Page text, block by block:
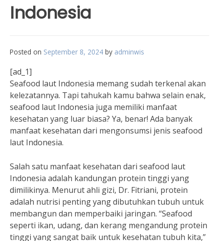
Indonesia
Posted on September 8, 2024 by adminwis
[ad_1]
Seafood laut Indonesia memang sudah terkenal akan
kelezatannya. Tapi tahukah kamu bahwa selain enak,
seafood laut Indonesia juga memiliki manfaat
kesehatan yang luar biasa? Ya, benar! Ada banyak
manfaat kesehatan dari mengonsumsi jenis seafood
laut Indonesia.
Salah satu manfaat kesehatan dari seafood laut
Indonesia adalah kandungan protein tinggi yang
dimilikinya. Menurut ahli gizi, Dr. Fitriani, protein
adalah nutrisi penting yang dibutuhkan tubuh untuk
membangun dan memperbaiki jaringan. “Seafood
seperti ikan, udang, dan kerang mengandung protein
tinggi yang sangat baik untuk kesehatan tubuh kita,”